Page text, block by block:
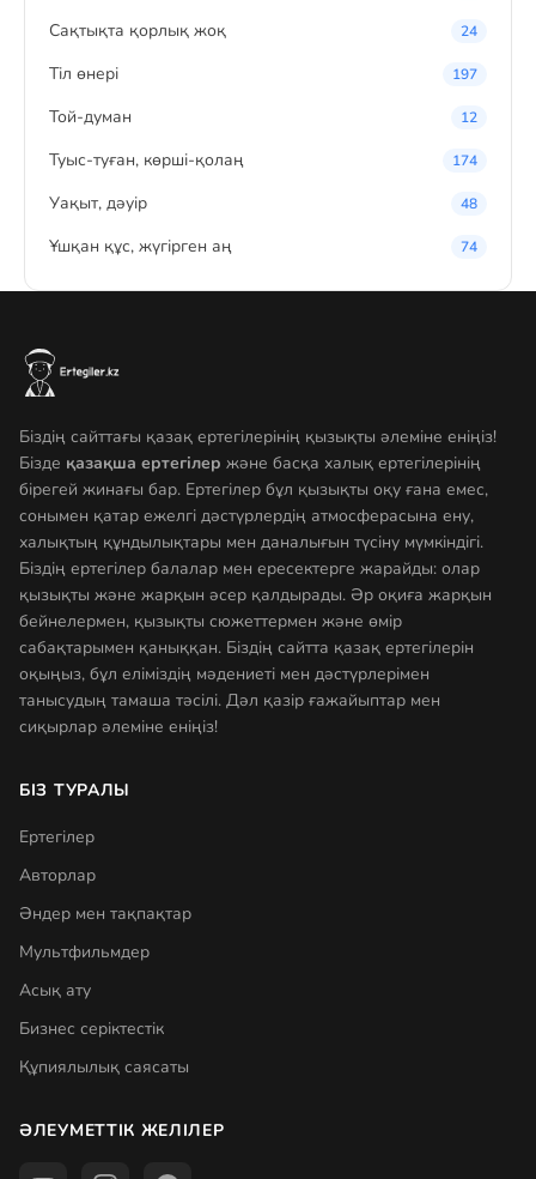
Сақтықта қорлық жоқ 24
Тіл өнері 197
Той-думан 12
Туыс-туған, көрші-қолаң 174
Уақыт, дәуір 48
Ұшқан құс, жүгірген аң 74
Біздің сайттағы қазақ ертегілерінің қызықты әлеміне еніңіз!
Бізде қазақша ертегілер және басқа халық ертегілерінің
бірегей жинағы бар. Ертегілер бұл қызықты оқу ғана емес,
сонымен қатар ежелгі дәстүрлердің атмосферасына ену,
халықтың құндылықтары мен даналығын түсіну мүмкіндігі.
Біздің ертегілер балалар мен ересектерге жарайды: олар
қызықты және жарқын әсер қалдырады. Әр оқиға жарқын
бейнелермен, қызықты сюжеттермен және өмір
сабақтарымен қаныққан. Біздің сайтта қазақ ертегілерін
оқыңыз, бұл еліміздің мәдениеті мен дәстүрлерімен
танысудың тамаша тәсілі. Дәл қазір ғажайыптар мен
сиқырлар әлеміне еніңіз!
БІЗ ТУРАЛЫ
Ертегілер
Авторлар
Әндер мен тақпақтар
Мультфильмдер
Асық ату
Бизнес серіктестік
Құпиялылық саясаты
ӘЛЕУМЕТТІК ЖЕЛІЛЕР